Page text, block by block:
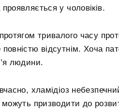
у чоловіків.
тривалого часу
відсутнім. Хоча
людини.
хламідіоз
можуть призводити до